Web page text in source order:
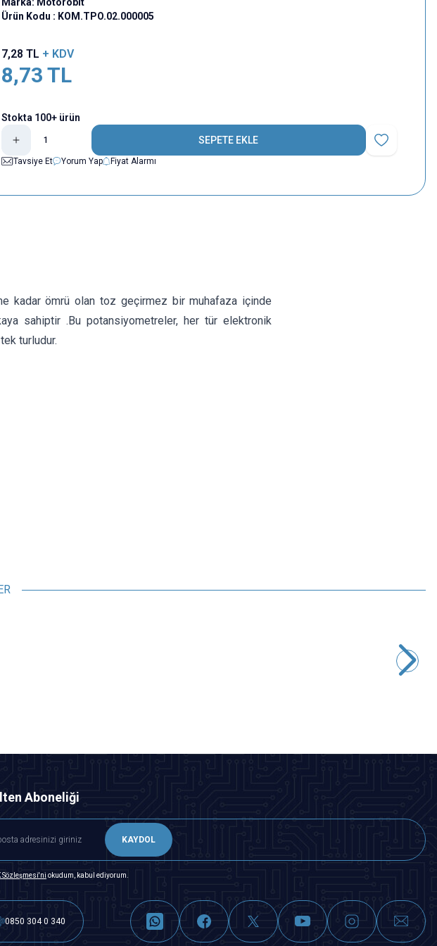
Ürün Kodu : KOM.TPO.02.000005
7,28 TL + KDV
8,73 TL
Stokta 100+ ürün
SEPETE EKLE
Favoriye Ekle
Tavsiye Et
Yorum Yap Fiyat Alarmı
kadar ömrü olan toz geçirmez bir muhafaza içinde
sahiptir .Bu potansiyometreler, her tür elektronik
turludur.
Aboneliği
KAYDOL
Sözleşmesi'ni okudum, kabul ediyorum.
0850 304 0 340